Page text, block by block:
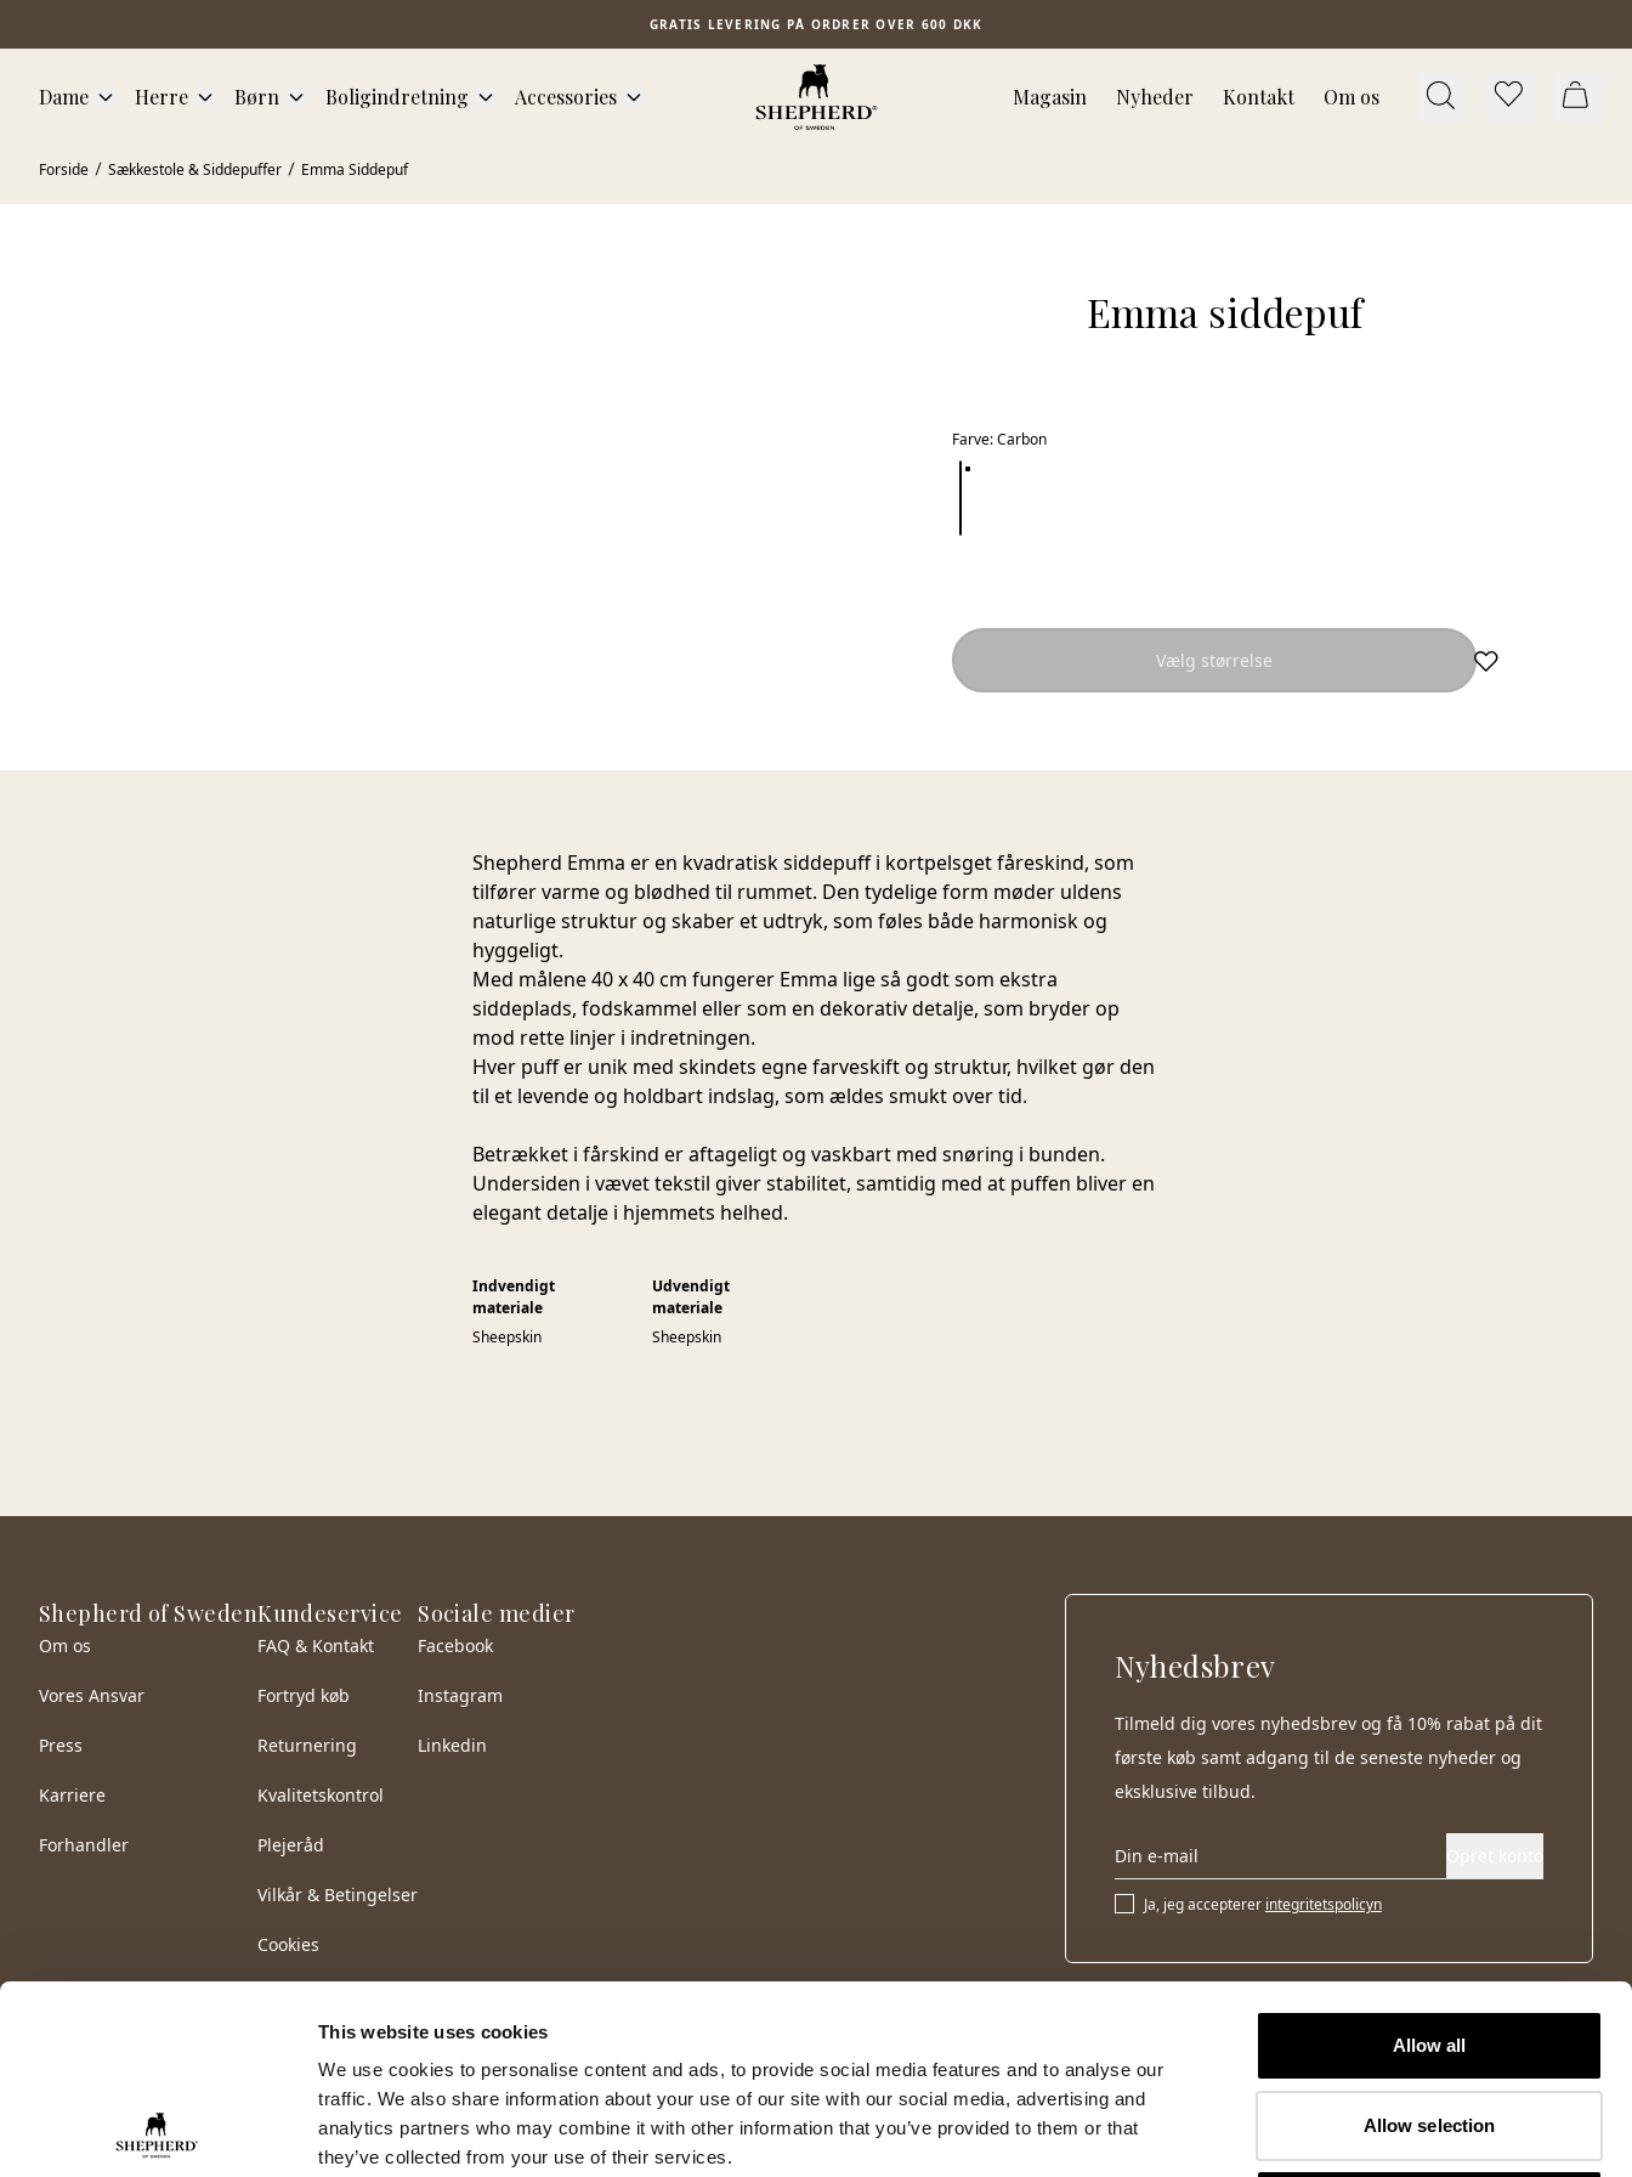
This website uses cookies
We use cookies to personalise content and ads, to provide social media features and to analyse our
traffic. We also share information about your use of our site with our social media, advertising and
analytics partners who may combine it with other information that you’ve provided to them or that
they’ve collected from your use of their services.
Allow all
Allow selection
GRATIS LEVERING PÅ ORDRER OVER 600 DKK
Dame Herre Børn Boligindretning Accessories Magasin Nyheder Kontakt Om os
Forside Sækkestole & Siddepuffer Emma Siddepuf
Emma siddepuf
Farve:Carbon
Vælg størrelse
Shepherd Emma er en kvadratisk siddepuff i kortpelsget fåreskind, som
tilfører varme og blødhed til rummet. Den tydelige form møder uldens
naturlige struktur og skaber et udtryk, som føles både harmonisk og
hyggeligt.
Med målene 40 x 40 cm fungerer Emma lige så godt som ekstra
siddeplads, fodskammel eller som en dekorativ detalje, som bryder op
mod rette linjer i indretningen.
Hver puff er unik med skindets egne farveskift og struktur, hvilket gør den
til et levende og holdbart indslag, som ældes smukt over tid.
Betrækket i fårskind er aftageligt og vaskbart med snøring i bunden.
Undersiden i vævet tekstil giver stabilitet, samtidig med at puffen bliver en
elegant detalje i hjemmets helhed.
Indvendigt
materiale
Sheepskin
Udvendigt
materiale
Sheepskin
Shepherd of Sweden
Om os
Vores Ansvar
Press
Karriere
Forhandler
Kundeservice
FAQ & Kontakt
Fortryd køb
Returnering
Kvalitetskontrol
Plejeråd
Vilkår & Betingelser
Cookies
Sociale medier
Facebook
Instagram
Linkedin
Nyhedsbrev
Tilmeld dig vores nyhedsbrev og få 10% rabat på dit
første køb samt adgang til de seneste nyheder og
eksklusive tilbud.
Ja, jeg accepterer integritetspolicyn